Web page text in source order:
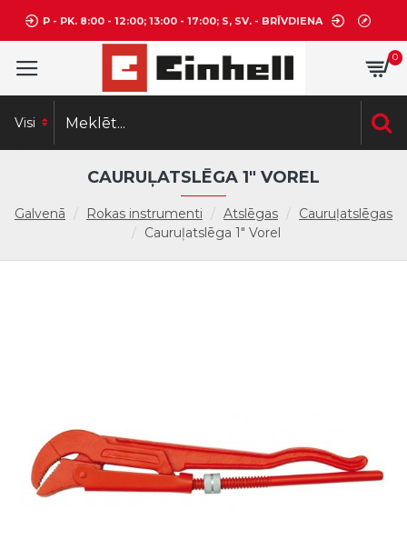
P - PK. 8:00 - 12:00; 13:00 - 17:00; S, SV. - BRĪVDIENA
0
Visi
Galvenā Rokas instrumenti Atslēgas
Cauruļatslēgas
Cauruļatslēga 1" Vorel
CAURUĻATSLĒGA 1" VOREL